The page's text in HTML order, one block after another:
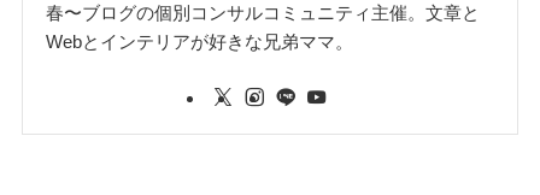
春〜ブログの個別コンサルコミュニティ主催。文章と
Webとインテリアが好きな兄弟ママ。